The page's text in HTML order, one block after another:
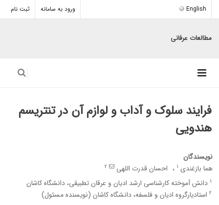
ورود به سامانه ثبت نام English
مطالعات عرفانی
فرایند سلوک و آداب و لوازم آن در تنتریسم
هندویی
نویسندگان
هما بازغندی 1 احسان قدرت اللهی
2
1 دانش آموخته کارشناسی ارشد ادیان و عرقان تطبیقی، دانشگاه کاشان
2 استادیارگروه ادیان و فلسفه، دانشگاه کاشان (نویسنده مسئول)